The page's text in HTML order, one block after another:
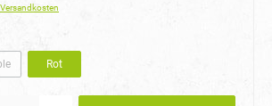
Option ist zurzeit nicht verfügbar.)
Rot
gewünschten Wert ein oder benutze die Schaltflächen um die